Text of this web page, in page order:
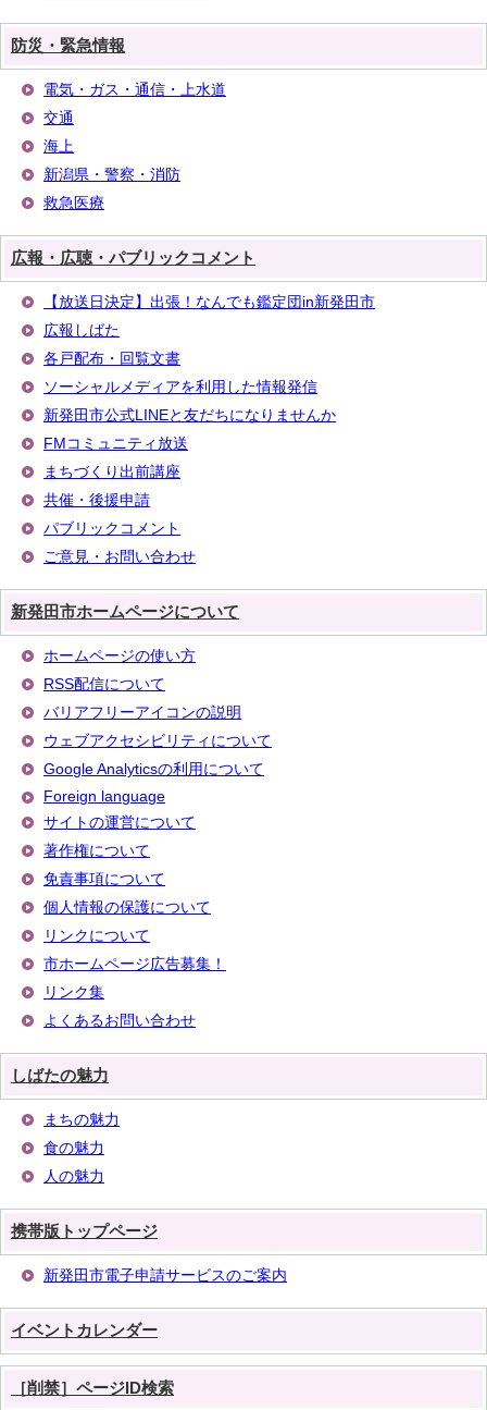
防災・緊急情報
電気・ガス・通信・上水道
交通
海上
新潟県・警察・消防
救急医療
広報・広聴・パブリックコメント
【放送日決定】出張！なんでも鑑定団in新発田市
広報しばた
各戸配布・回覧文書
ソーシャルメディアを利用した情報発信
新発田市公式LINEと友だちになりませんか
FMコミュニティ放送
まちづくり出前講座
共催・後援申請
パブリックコメント
ご意見・お問い合わせ
新発田市ホームページについて
ホームページの使い方
RSS配信について
バリアフリーアイコンの説明
ウェブアクセシビリティについて
Google Analyticsの利用について
Foreign language
サイトの運営について
著作権について
免責事項について
個人情報の保護について
リンクについて
市ホームページ広告募集！
リンク集
よくあるお問い合わせ
しばたの魅力
まちの魅力
食の魅力
人の魅力
携帯版トップページ
新発田市電子申請サービスのご案内
イベントカレンダー
［削禁］ページID検索